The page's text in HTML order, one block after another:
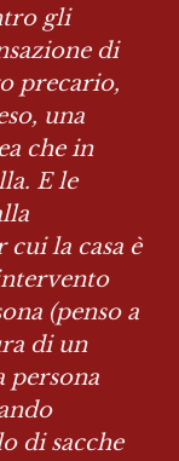
gli
di
precario,
una
che in
E le
la casa è
(penso a
di un
persona
di sacche